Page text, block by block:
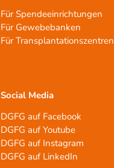
Für Spendeeinrichtungen
Für Gewebebanken
Für Transplantationszentren
Social Media
DGFG auf Facebook
DGFG auf Youtube
DGFG auf Instagram
DGFG auf LinkedIn